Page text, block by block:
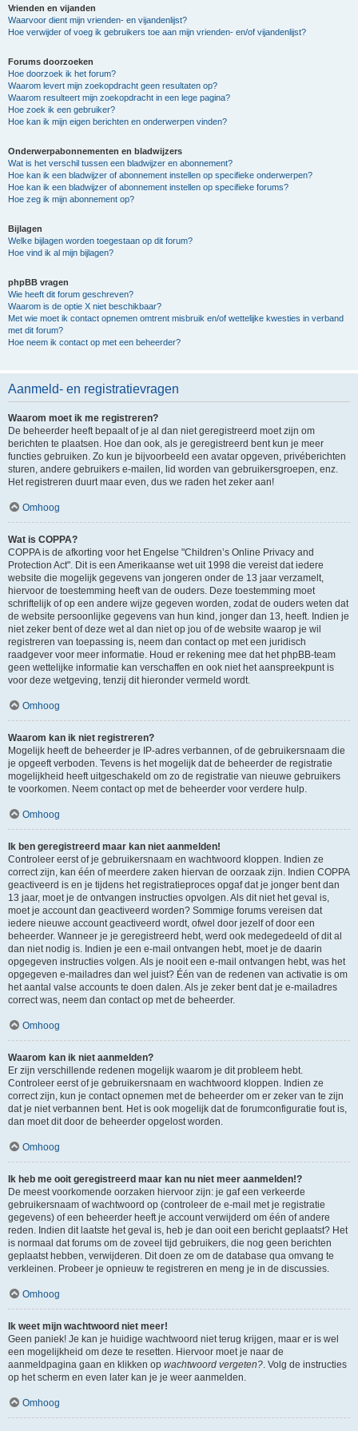
Vrienden en vijanden
Waarvoor dient mijn vrienden- en vijandenlijst?
Hoe verwijder of voeg ik gebruikers toe aan mijn vrienden- en/of vijandenlijst?
Forums doorzoeken
Hoe doorzoek ik het forum?
Waarom levert mijn zoekopdracht geen resultaten op?
Waarom resulteert mijn zoekopdracht in een lege pagina?
Hoe zoek ik een gebruiker?
Hoe kan ik mijn eigen berichten en onderwerpen vinden?
Onderwerpabonnementen en bladwijzers
Wat is het verschil tussen een bladwijzer en abonnement?
Hoe kan ik een bladwijzer of abonnement instellen op specifieke onderwerpen?
Hoe kan ik een bladwijzer of abonnement instellen op specifieke forums?
Hoe zeg ik mijn abonnement op?
Bijlagen
Welke bijlagen worden toegestaan op dit forum?
Hoe vind ik al mijn bijlagen?
phpBB vragen
Wie heeft dit forum geschreven?
Waarom is de optie X niet beschikbaar?
Met wie moet ik contact opnemen omtrent misbruik en/of wettelijke kwesties in verband
met dit forum?
Hoe neem ik contact op met een beheerder?
Aanmeld- en registratievragen
Waarom moet ik me registreren?
De beheerder heeft bepaalt of je al dan niet geregistreerd moet zijn om
berichten te plaatsen. Hoe dan ook, als je geregistreerd bent kun je meer
functies gebruiken. Zo kun je bijvoorbeeld een avatar opgeven, privéberichten
sturen, andere gebruikers e-mailen, lid worden van gebruikersgroepen, enz.
Het registreren duurt maar even, dus we raden het zeker aan!
Omhoog
Wat is COPPA?
COPPA is de afkorting voor het Engelse "Children’s Online Privacy and
Protection Act". Dit is een Amerikaanse wet uit 1998 die vereist dat iedere
website die mogelijk gegevens van jongeren onder de 13 jaar verzamelt,
hiervoor de toestemming heeft van de ouders. Deze toestemming moet
schriftelijk of op een andere wijze gegeven worden, zodat de ouders weten dat
de website persoonlijke gegevens van hun kind, jonger dan 13, heeft. Indien je
niet zeker bent of deze wet al dan niet op jou of de website waarop je wil
registreren van toepassing is, neem dan contact op met een juridisch
raadgever voor meer informatie. Houd er rekening mee dat het phpBB-team
geen wettelijke informatie kan verschaffen en ook niet het aanspreekpunt is
voor deze wetgeving, tenzij dit hieronder vermeld wordt.
Omhoog
Waarom kan ik niet registreren?
Mogelijk heeft de beheerder je IP-adres verbannen, of de gebruikersnaam die
je opgeeft verboden. Tevens is het mogelijk dat de beheerder de registratie
mogelijkheid heeft uitgeschakeld om zo de registratie van nieuwe gebruikers
te voorkomen. Neem contact op met de beheerder voor verdere hulp.
Omhoog
Ik ben geregistreerd maar kan niet aanmelden!
Controleer eerst of je gebruikersnaam en wachtwoord kloppen. Indien ze
correct zijn, kan één of meerdere zaken hiervan de oorzaak zijn. Indien COPPA
geactiveerd is en je tijdens het registratieproces opgaf dat je jonger bent dan
13 jaar, moet je de ontvangen instructies opvolgen. Als dit niet het geval is,
moet je account dan geactiveerd worden? Sommige forums vereisen dat
iedere nieuwe account geactiveerd wordt, ofwel door jezelf of door een
beheerder. Wanneer je je geregistreerd hebt, werd ook medegedeeld of dit al
dan niet nodig is. Indien je een e-mail ontvangen hebt, moet je de daarin
opgegeven instructies volgen. Als je nooit een e-mail ontvangen hebt, was het
opgegeven e-mailadres dan wel juist? Één van de redenen van activatie is om
het aantal valse accounts te doen dalen. Als je zeker bent dat je e-mailadres
correct was, neem dan contact op met de beheerder.
Omhoog
Waarom kan ik niet aanmelden?
Er zijn verschillende redenen mogelijk waarom je dit probleem hebt.
Controleer eerst of je gebruikersnaam en wachtwoord kloppen. Indien ze
correct zijn, kun je contact opnemen met de beheerder om er zeker van te zijn
dat je niet verbannen bent. Het is ook mogelijk dat de forumconfiguratie fout is,
dan moet dit door de beheerder opgelost worden.
Omhoog
Ik heb me ooit geregistreerd maar kan nu niet meer aanmelden!?
De meest voorkomende oorzaken hiervoor zijn: je gaf een verkeerde
gebruikersnaam of wachtwoord op (controleer de e-mail met je registratie
gegevens) of een beheerder heeft je account verwijderd om één of andere
reden. Indien dit laatste het geval is, heb je dan ooit een bericht geplaatst? Het
is normaal dat forums om de zoveel tijd gebruikers, die nog geen berichten
geplaatst hebben, verwijderen. Dit doen ze om de database qua omvang te
verkleinen. Probeer je opnieuw te registreren en meng je in de discussies.
Omhoog
Ik weet mijn wachtwoord niet meer!
Geen paniek! Je kan je huidige wachtwoord niet terug krijgen, maar er is wel
een mogelijkheid om deze te resetten. Hiervoor moet je naar de
aanmeldpagina gaan en klikken op wachtwoord vergeten?. Volg de instructies
op het scherm en even later kan je je weer aanmelden.
Omhoog